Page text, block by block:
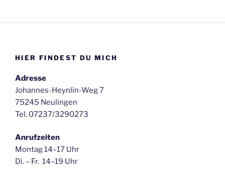
HIER FINDEST DU MICH
Adresse
Johannes-Heynlin-Weg 7
75245 Neulingen
Tel. 07237/3290273
Anrufzeiten
Montag 14–17 Uhr
Di. – Fr. 14–19 Uhr